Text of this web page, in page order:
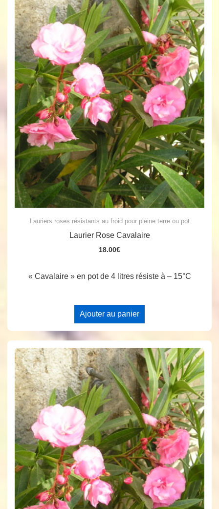
Lauriers roses résistants au froid pour pleine terre ou pot
Laurier Rose Cavalaire
18.00€
« Cavalaire » en pot de 4 litres résiste à – 15°C
Ajouter au panier